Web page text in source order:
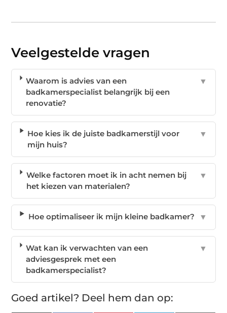
Veelgestelde vragen
Waarom is advies van een
badkamerspecialist belangrijk bij een
renovatie?
▼
Hoe kies ik de juiste badkamerstijl voor
mijn huis?
▼
Welke factoren moet ik in acht nemen bij
het kiezen van materialen?
▼
Hoe optimaliseer ik mijn kleine badkamer? ▼
Wat kan ik verwachten van een
adviesgesprek met een
badkamerspecialist?
▼
Goed artikel? Deel hem dan op: